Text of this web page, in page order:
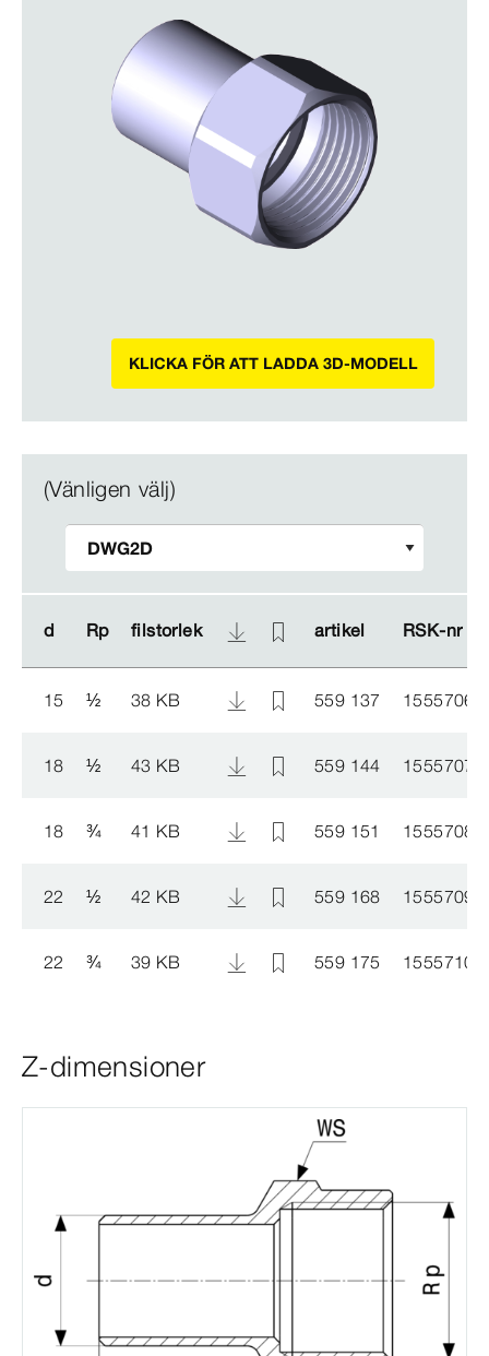
KLICKA FÖR ATT LADDA 3D-MODELL
(Vänligen välj)
d Rp filstorlek artikel RSK-​nr
d Rp filstorlek artikel RSK-​nr
15 ½ 38 KB 559 137 1555706
18 ½ 43 KB 559 144 1555707
18 ¾ 41 KB 559 151 1555708
22 ½ 42 KB 559 168 1555709
22 ¾ 39 KB 559 175 1555710
Z-dimensioner